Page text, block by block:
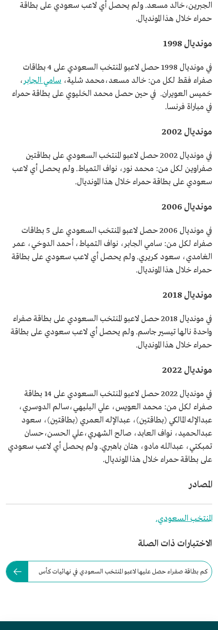
الجبرين،خالد مسعد. ولم يحصل أي لاعب سعودي على بطاقة
حمراء خلال هذا المونديال.
مونديال 1998
في مونديال 1998 حصل لاعبو المنتخب السعودي على 4 بطاقات
صفراء فقط لكل من: خالد مسعد،محمد شلية، سامي الجابر،
خميس العويران. في حين حصل محمد الخليوي على بطاقة حمراء
في مباراة فرنسا.
مونديال 2002
في مونديال 2002 حصل لاعبو المنتخب السعودي على بطاقتين
صفراوين لكل من: محمد نور، نواف التمياط. ولم يحصل أي لاعب
سعودي على بطاقة حمراء خلال هذا المونديال.
مونديال 2006
في مونديال 2006 حصل لاعبو المنتخب السعودي على 5 بطاقات
صفراء لكل من: سامي الجابر، نواف التمياط، أحمد الدوخي، عمر
الغامدي، سعود كريري. ولم يحصل أي لاعب سعودي على بطاقة
حمراء خلال هذا المونديال.
مونديال 2018
في مونديال 2018 حصل لاعبو المنتخب السعودي على بطاقة صفراء
واحدة نالها تيسير جاسم. ولم يحصل أي لاعب سعودي على بطاقة
حمراء خلال هذا المونديال.
مونديال 2022
في مونديال 2022 حصل لاعبو المنتخب السعودي على 14 بطاقة
صفراء لكل من: محمد العويس، علي البليهي،سالم الدوسري،
عبدالإله المالكي (بطاقتين)، عبدالإله العمري (بطاقتين)، سعود
عبدالحميد، نواف العابد، صالح الشهري،علي الحسن،حسان
تمبكتي، عبدالله مادو، هتان باهبري. ولم يحصل أي لاعب سعودي
على بطاقة حمراء خلال هذا المونديال.
المصادر
المنتخب السعودي.
الاختبارات ذات الصلة
كم بطاقة صفراء حصل عليها لاعبو المنتخب السعودي في نهائيات كأس